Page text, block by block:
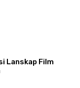
Lanskap Film